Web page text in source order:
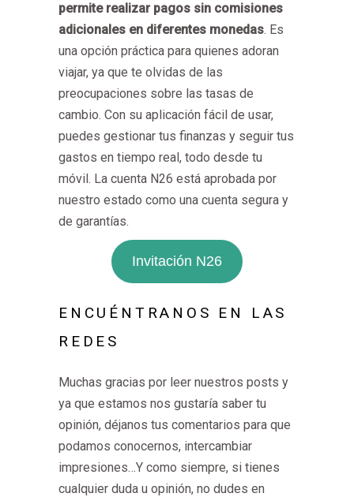
permite realizar pagos sin comisiones
adicionales en diferentes monedas. Es
una opción práctica para quienes adoran
viajar, ya que te olvidas de las
preocupaciones sobre las tasas de
cambio. Con su aplicación fácil de usar,
puedes gestionar tus finanzas y seguir tus
gastos en tiempo real, todo desde tu
móvil. La cuenta N26 está aprobada por
nuestro estado como una cuenta segura y
de garantías.
Invitación N26
ENCUÉNTRANOS EN LAS
REDES
Muchas gracias por leer nuestros posts y
ya que estamos nos gustaría saber tu
opinión, déjanos tus comentarios para que
podamos conocernos, intercambiar
impresiones…Y como siempre, si tienes
cualquier duda u opinión, no dudes en